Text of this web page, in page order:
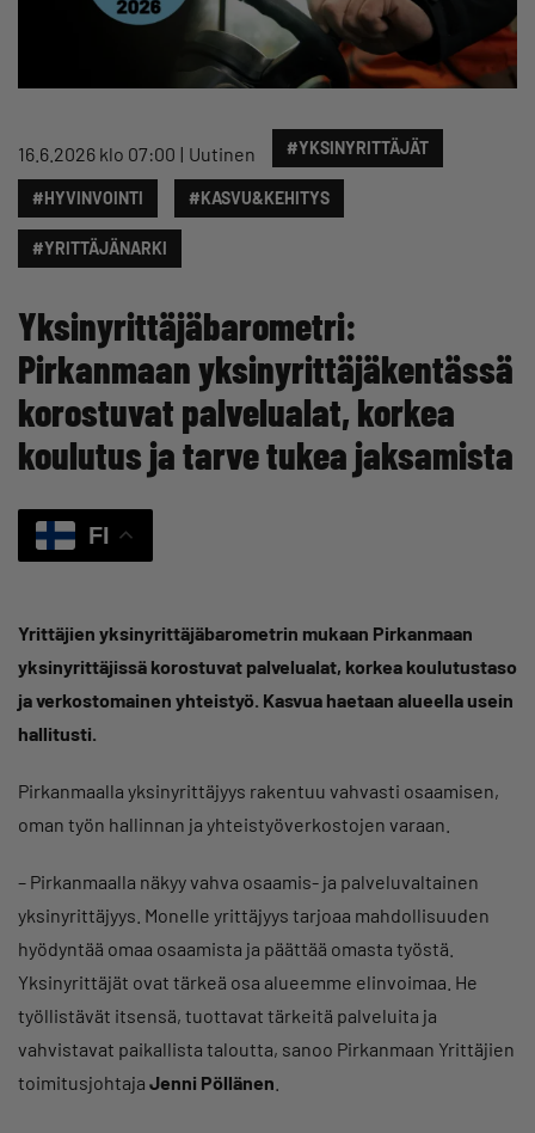
16.6.2026 klo 07:00 Uutinen #YKSINYRITTÄJÄT
#HYVINVOINTI #KASVU&KEHITYS
#YRITTÄJÄNARKI
Yksinyrittäjäbarometri:
Pirkanmaan yksinyrittäjäkentässä
korostuvat palvelualat, korkea
koulutus ja tarve tukea jaksamista
FI
Yrittäjien yksinyrittäjäbarometrin mukaan Pirkanmaan
yksinyrittäjissä korostuvat palvelualat, korkea koulutustaso
ja verkostomainen yhteistyö. Kasvua haetaan alueella usein
hallitusti.
Pirkanmaalla yksinyrittäjyys rakentuu vahvasti osaamisen,
oman työn hallinnan ja yhteistyöverkostojen varaan.
– Pirkanmaalla näkyy vahva osaamis- ja palveluvaltainen
yksinyrittäjyys. Monelle yrittäjyys tarjoaa mahdollisuuden
hyödyntää omaa osaamista ja päättää omasta työstä.
Yksinyrittäjät ovat tärkeä osa alueemme elinvoimaa. He
työllistävät itsensä, tuottavat tärkeitä palveluita ja
vahvistavat paikallista taloutta, sanoo Pirkanmaan Yrittäjien
toimitusjohtaja Jenni Pöllänen